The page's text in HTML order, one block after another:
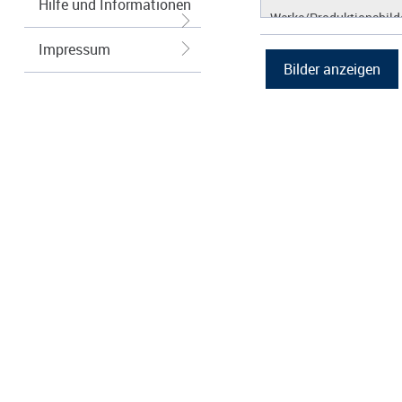
Hilfe und Informationen
Impressum
Werke/
Grafiken